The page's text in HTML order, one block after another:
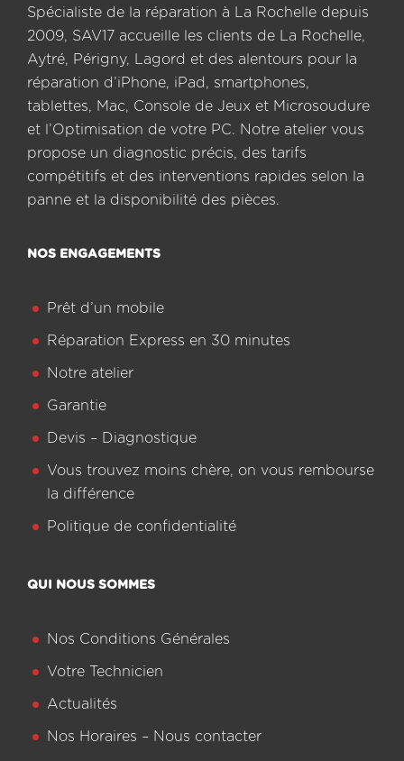
Spécialiste de la réparation à La Rochelle depuis
2009, SAV17 accueille les clients de La Rochelle,
Aytré, Périgny, Lagord et des alentours pour la
réparation d’iPhone, iPad, smartphones,
tablettes, Mac, Console de Jeux et Microsoudure
et l’Optimisation de votre PC. Notre atelier vous
propose un diagnostic précis, des tarifs
compétitifs et des interventions rapides selon la
panne et la disponibilité des pièces.
NOS ENGAGEMENTS
Prêt d’un mobile
Réparation Express en 30 minutes
Notre atelier
Garantie
Devis – Diagnostique
Vous trouvez moins chère, on vous rembourse
la différence
Politique de confidentialité
QUI NOUS SOMMES
Nos Conditions Générales
Votre Technicien
Actualités
Nos Horaires – Nous contacter